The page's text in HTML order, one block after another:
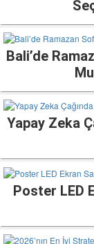
Bali’de
Yapay Zeka
Poster LED